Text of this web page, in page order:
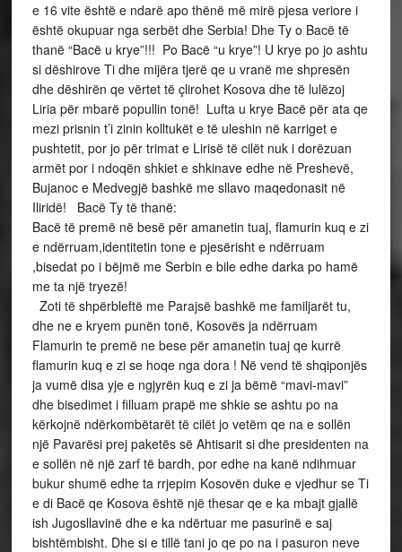
e 16 vite është e ndarë apo thënë më mirë pjesa veriore i
është okupuar nga serbët dhe Serbia! Dhe Ty o Bacë të
thanë “Bacë u krye”!!! Po Bacë “u krye”! U krye po jo ashtu
si dëshirove Ti dhe mijëra tjerë qe u vranë me shpresën
dhe dëshirën qe vërtet të çlirohet Kosova dhe të lulëzoj
Liria për mbarë popullin tonë! Lufta u krye Bacë për ata qe
mezi prisnin t’i zinin kolltukët e të uleshin në karriget e
pushtetit, por jo për trimat e Lirisë të cilët nuk i dorëzuan
armët por i ndoqën shkiet e shkinave edhe në Preshevë,
Bujanoc e Medvegjë bashkë me sllavo maqedonasit në
Iliridë! Bacë Ty të thanë:
Bacë të premë në besë për amanetin tuaj, flamurin kuq e zi
e ndërruam,identitetin tone e pjesërisht e ndërruam
,bisedat po i bëjmë me Serbin e bile edhe darka po hamë
me ta një tryezë!
Zoti të shpërbleftë me Parajsë bashkë me familjarët tu,
dhe ne e kryem punën tonë, Kosovës ja ndërruam
Flamurin te premë ne bese për amanetin tuaj qe kurrë
flamurin kuq e zi se hoqe nga dora ! Në vend të shqiponjës
ja vumë disa yje e ngjyrën kuq e zi ja bëmë “mavi-mavi”
dhe bisedimet i filluam prapë me shkie se ashtu po na
kërkojnë ndërkombëtarët të cilët jo vetëm qe na e sollën
një Pavarësi prej paketës së Ahtisarit si dhe presidenten na
e sollën në një zarf të bardh, por edhe na kanë ndihmuar
bukur shumë edhe ta rrjepim Kosovën duke e vjedhur se Ti
e di Bacë qe Kosova është një thesar qe e ka mbajt gjallë
ish Jugosllavinë dhe e ka ndërtuar me pasurinë e saj
bishtëmbisht. Dhe si e tillë tani jo qe po na i pasuron neve